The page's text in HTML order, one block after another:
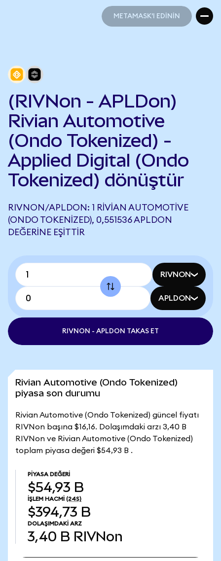
METAMASK'I EDİNİN
(RIVNon - APLDon)
Rivian Automotive
(Ondo Tokenized) -
Applied Digital (Ondo
Tokenized) dönüştür
RIVNON/APLDON: 1 RIVIAN AUTOMOTIVE
(ONDO TOKENIZED), 0,551536 APLDON
DEĞERINE EŞITTIR
RIVNON
APLDON
RIVNON - APLDON TAKAS ET
Rivian Automotive (Ondo Tokenized)
piyasa son durumu
Rivian Automotive (Ondo Tokenized) güncel fiyatı
RIVNon başına $16,16. Dolaşımdaki arzı 3,40 B
RIVNon ve Rivian Automotive (Ondo Tokenized)
toplam piyasa değeri $54,93 B .
PIYASA DEĞERI
$54,93 B
İŞLEM HACMI (24S)
$394,73 B
DOLAŞIMDAKI ARZ
3,40 B RIVNon